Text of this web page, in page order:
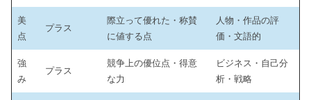
美
点
プラス
際立って優れた・称賛
に値する点
人物・作品の評
価・文語的
強
み
プラス
競争上の優位点・得意
な力
ビジネス・自己分
析・戦略